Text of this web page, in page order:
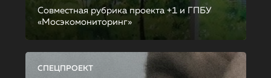
Совместная рубрика проекта +1 и ГПБУ
«Мосэкомониторинг»
СПЕЦПРОЕКТ